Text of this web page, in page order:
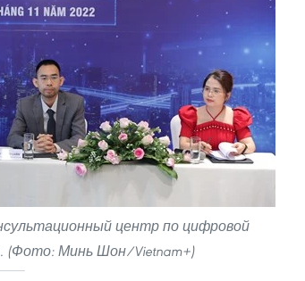
центр по цифровой
(Фото: Минь Шон/Vietnam+)